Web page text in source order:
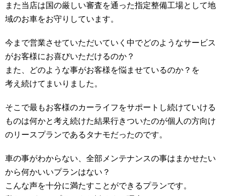
また当店は国の厳しい審査を通った指定整備工場として地
域のお車をお守りしています。
今まで営業させていただいていく中でどのようなサービス
がお客様にお喜びいただけるのか？
また、どのような事がお客様を悩ませているのか？を
考え続けてまいりました。
そこで最もお客様のカーライフをサポートし続けていける
ものは何かと考え続けた結果行きついたのが個人の方向け
のリースプランであるタナモだったのです。
車の事がわからない、全部メンテナンスの事はまかせたい
から何かいいプランはない？
こんな声を十分に満たすことができるプランです。